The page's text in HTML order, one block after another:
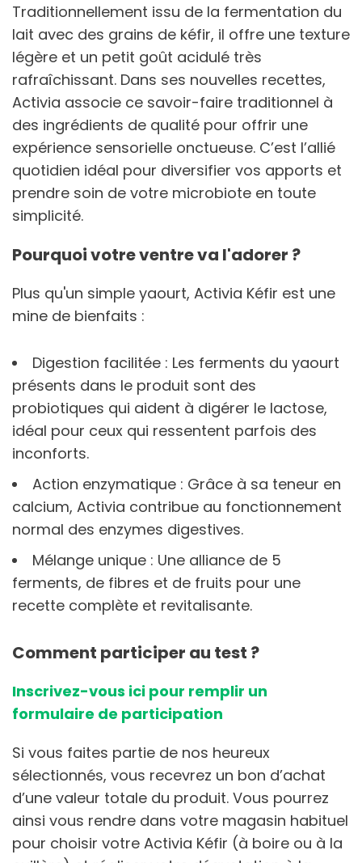
Traditionnellement issu de la fermentation du
lait avec des grains de kéfir, il offre une texture
légère et un petit goût acidulé très
rafraîchissant. Dans ses nouvelles recettes,
Activia associe ce savoir-faire traditionnel à
des ingrédients de qualité pour offrir une
expérience sensorielle onctueuse. C’est l’allié
quotidien idéal pour diversifier vos apports et
prendre soin de votre microbiote en toute
simplicité.
Pourquoi votre ventre va l'adorer ?
Plus qu'un simple yaourt, Activia Kéfir est une
mine de bienfaits :
Digestion facilitée : Les ferments du yaourt
présents dans le produit sont des
probiotiques qui aident à digérer le lactose,
idéal pour ceux qui ressentent parfois des
inconforts.
Action enzymatique : Grâce à sa teneur en
calcium, Activia contribue au fonctionnement
normal des enzymes digestives.
Mélange unique : Une alliance de 5
ferments, de fibres et de fruits pour une
recette complète et revitalisante.
Comment participer au test ?
Inscrivez-vous ici pour remplir un
formulaire de participation
Si vous faites partie de nos heureux
sélectionnés, vous recevrez un bon d’achat
d’une valeur totale du produit. Vous pourrez
ainsi vous rendre dans votre magasin habituel
pour choisir votre Activia Kéfir (à boire ou à la